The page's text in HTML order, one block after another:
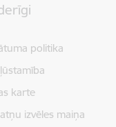
politika
karte
izvēles maiņa